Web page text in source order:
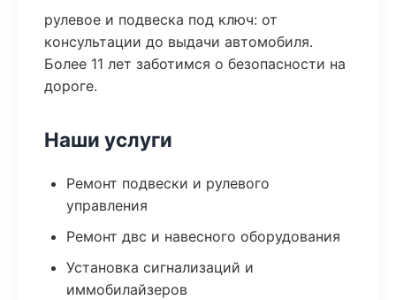
рулевое и подвеска под ключ: от
консультации до выдачи автомобиля.
Более 11 лет заботимся о безопасности на
дороге.
Наши услуги
Ремонт подвески и рулевого
управления
Ремонт двс и навесного оборудования
Установка сигнализаций и
иммобилайзеров